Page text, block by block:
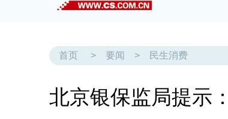
首页 > 要闻 > 民生消费
北京银保监局提示